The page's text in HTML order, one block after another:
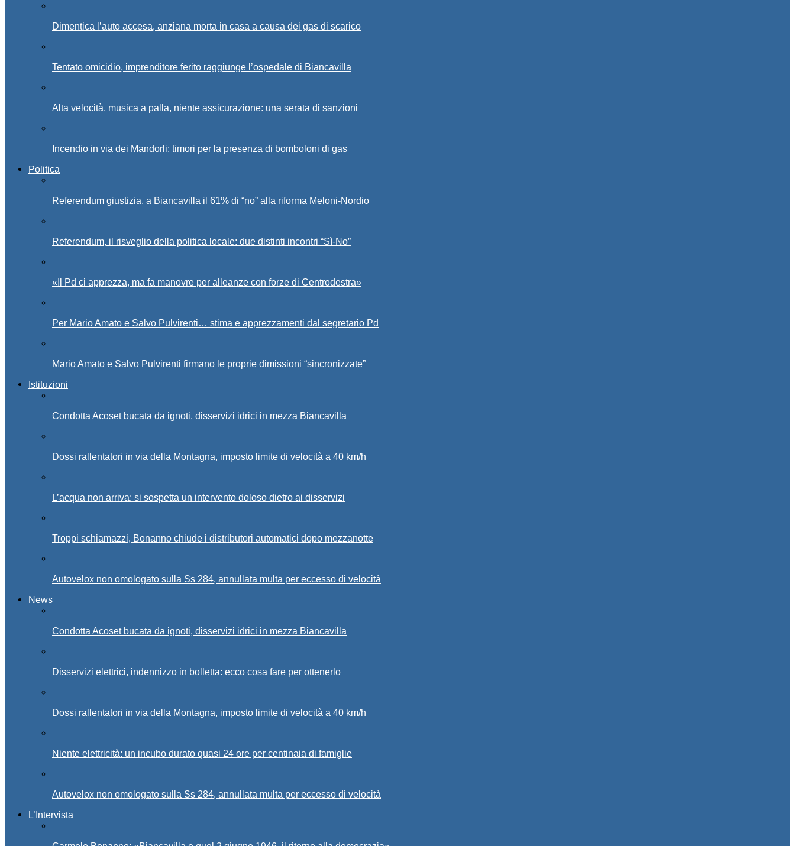
Dimentica l’auto accesa, anziana morta in casa a causa dei gas di scarico
Tentato omicidio, imprenditore ferito raggiunge l’ospedale di Biancavilla
Alta velocità, musica a palla, niente assicurazione: una serata di sanzioni
Incendio in via dei Mandorli: timori per la presenza di bomboloni di gas
Politica
Referendum giustizia, a Biancavilla il 61% di “no” alla riforma Meloni-Nordio
Referendum, il risveglio della politica locale: due distinti incontri “Sì-No”
«Il Pd ci apprezza, ma fa manovre per alleanze con forze di Centrodestra»
Per Mario Amato e Salvo Pulvirenti… stima e apprezzamenti dal segretario Pd
Mario Amato e Salvo Pulvirenti firmano le proprie dimissioni “sincronizzate”
Istituzioni
Condotta Acoset bucata da ignoti, disservizi idrici in mezza Biancavilla
Dossi rallentatori in via della Montagna, imposto limite di velocità a 40 km/h
L’acqua non arriva: si sospetta un intervento doloso dietro ai disservizi
Troppi schiamazzi, Bonanno chiude i distributori automatici dopo mezzanotte
Autovelox non omologato sulla Ss 284, annullata multa per eccesso di velocità
News
Condotta Acoset bucata da ignoti, disservizi idrici in mezza Biancavilla
Disservizi elettrici, indennizzo in bolletta: ecco cosa fare per ottenerlo
Dossi rallentatori in via della Montagna, imposto limite di velocità a 40 km/h
Niente elettricità: un incubo durato quasi 24 ore per centinaia di famiglie
Autovelox non omologato sulla Ss 284, annullata multa per eccesso di velocità
L’Intervista